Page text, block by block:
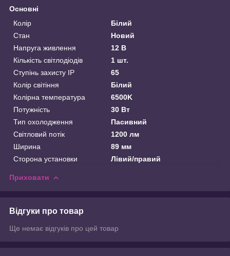
Основні
Колір
Білий
Стан
Новий
Напруга живлення
12 В
Кількість світлодіодів
1 шт.
Ступінь захисту IP
65
Колір світіння
Білий
Колірна температура
6500K
Потужність
30 Вт
Тип охолодження
Пасивний
Світловий потік
1200 лм
Ширина
89 мм
Сторона установки
Лівий/правий
Приховати
Відгуки про товар
Ще немає відгуків про цей товар